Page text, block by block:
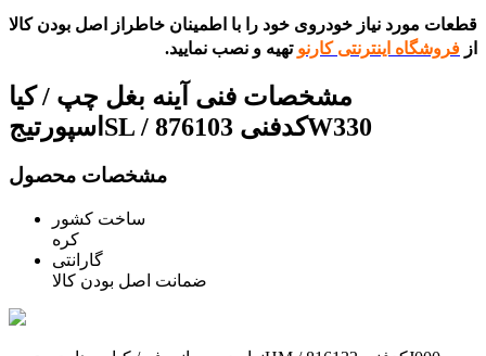
قطعات مورد نیاز خودروی خود را با اطمینان خاطراز اصل بودن کالا
از فروشگاه اینترنتی کارنو تهیه و نصب نمایید.
مشخصات فنی آینه بغل چپ / کیا
اسپورتیجSL / کدفنی 876103W330
مشخصات محصول
ساخت کشور
کره
گارانتی
ضمانت اصل بودن کالا